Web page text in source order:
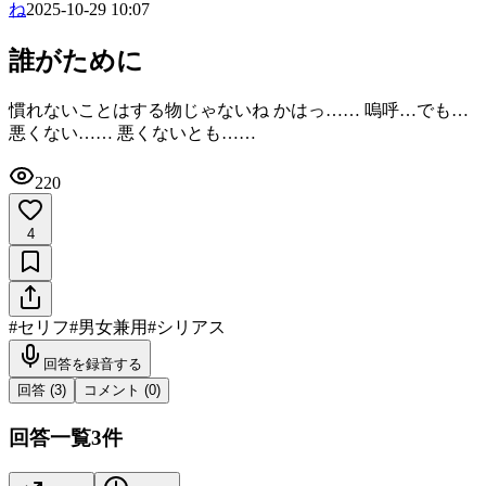
ね2025-10-29 10:07
誰がために
慣れないことはする物じゃないね かはっ…… 嗚呼…でも…
悪くない…… 悪くないとも……
220
4
#セリフ#男女兼用#シリアス
回答を録音する
回答 (3) コメント (0)
回答一覧3件